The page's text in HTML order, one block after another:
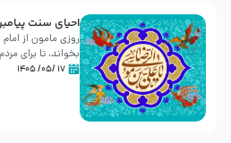
احیای سنت
روزی مامون از امام
بخواند، تا برای
۱۷ /۰۵/ ۱۴۰۵